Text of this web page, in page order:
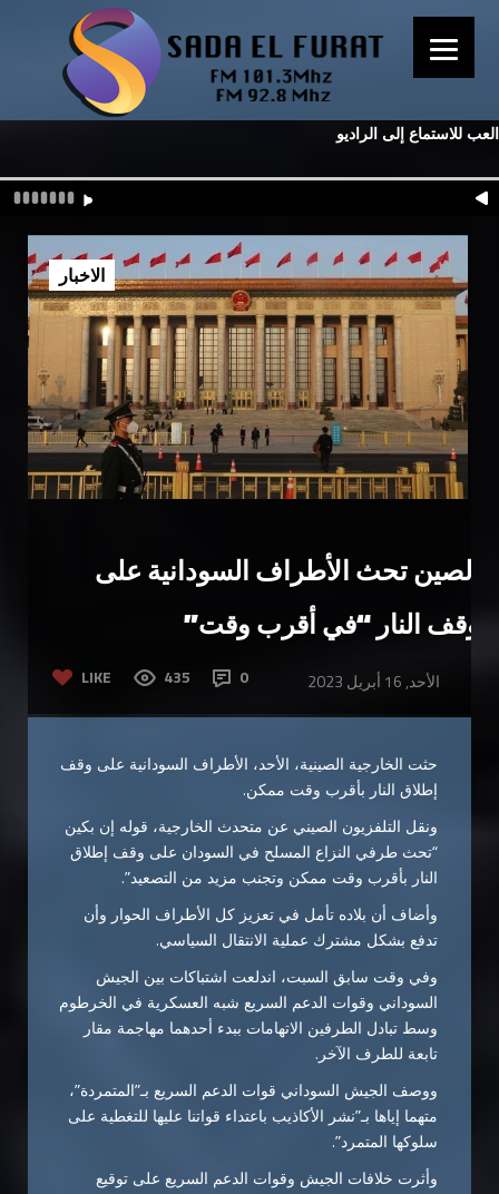
العب للاستماع إلى الراديو
الصين تحث الأطراف السودانية على
وقف النار “في أقرب وقت”
LIKE 435 0 الأحد, 16 أبريل 2023
الاخبار
حثت الخارجية الصينية، الأحد، الأطراف السودانية على وقف
إطلاق النار بأقرب وقت ممكن.
ونقل التلفزيون الصيني عن متحدث الخارجية، قوله إن بكين
“تحث طرفي النزاع المسلح في السودان على وقف إطلاق
النار بأقرب وقت ممكن وتجنب مزيد من التصعيد”.
وأضاف أن بلاده تأمل في تعزيز كل الأطراف الحوار وأن
تدفع بشكل مشترك عملية الانتقال السياسي.
وفي وقت سابق السبت، اندلعت اشتباكات بين الجيش
السوداني وقوات الدعم السريع شبه العسكرية في الخرطوم
وسط تبادل الطرفين الاتهامات ببدء أحدهما مهاجمة مقار
تابعة للطرف الآخر.
ووصف الجيش السوداني قوات الدعم السريع بـ”المتمردة”،
متهما إياها بـ”نشر الأكاذيب باعتداء قواتنا عليها للتغطية على
سلوكها المتمرد”.
وأثرت خلافات الجيش وقوات الدعم السريع على توقيع